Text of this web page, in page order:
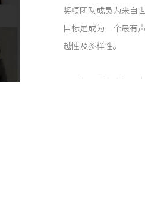
奖项团队成员为来自
目标是成为一个最有
越性及多样性。